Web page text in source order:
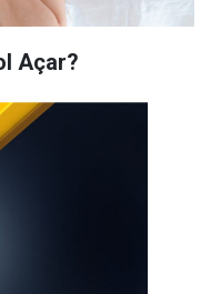
Açar?